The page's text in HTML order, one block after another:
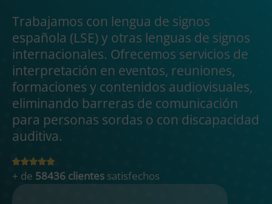
Trabajamos con lengua de signos
española (LSE) y otras lenguas de signos
internacionales. Ofrecemos servicios de
interpretación en eventos, reuniones,
formaciones y contenidos audiovisuales,
eliminando barreras de comunicación
para personas sordas o con discapacidad
auditiva.
+ de 58436 clientes satisfechos